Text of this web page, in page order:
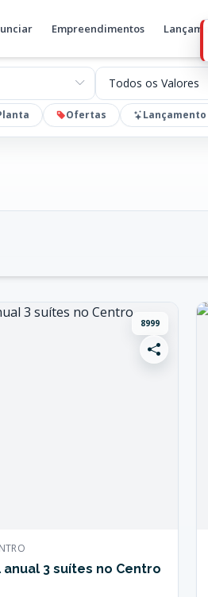
Empreendimentos
Valores
Ofertas Lançamento
8999
3 suítes no Centro